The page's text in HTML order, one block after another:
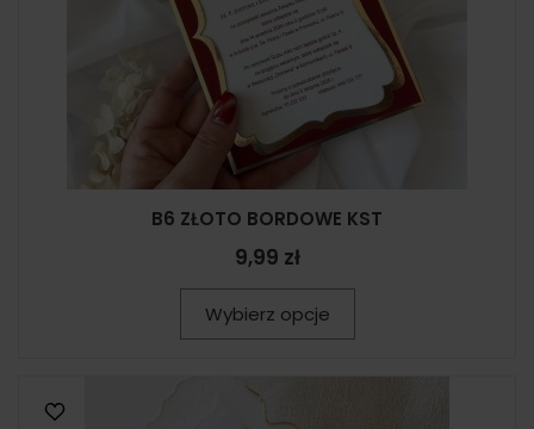
B6 ZŁOTO BORDOWE KST
9,99 zł
Wybierz opcje